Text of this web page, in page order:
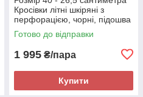
Кросівки літні шкіряні з
перфорацією, чорні, підошва
з піни, легкі та зручні
Готово до відправки
1 995 ₴/пара
Купити